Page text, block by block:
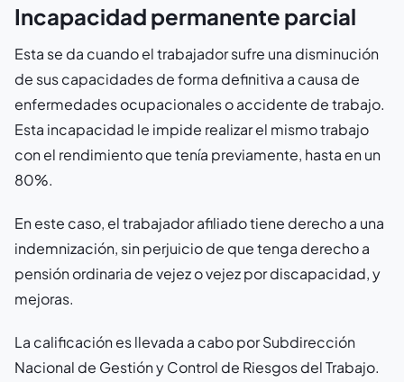
Incapacidad permanente parcial
Esta se da cuando el trabajador sufre una disminución
de sus capacidades de forma definitiva a causa de
enfermedades ocupacionales o accidente de trabajo.
Esta incapacidad le impide realizar el mismo trabajo
con el rendimiento que tenía previamente, hasta en un
80%.
En este caso, el trabajador afiliado tiene derecho a una
indemnización, sin perjuicio de que tenga derecho a
pensión ordinaria de vejez o vejez por discapacidad, y
mejoras.
La calificación es llevada a cabo por Subdirección
Nacional de Gestión y Control de Riesgos del Trabajo.